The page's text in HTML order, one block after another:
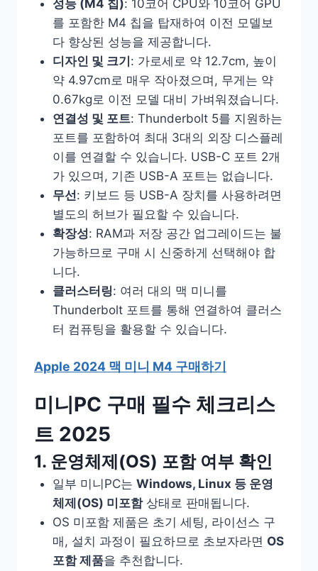
성능 (M4 칩): 10코어 CPU와 10코어 GPU
를 포함한 M4 칩을 탑재하여 이전 모델보
다 향상된 성능을 제공합니다.
디자인 및 크기: 가로세로 약 12.7cm, 높이
약 4.97cm로 매우 작아졌으며, 무게는 약
0.67kg로 이전 모델 대비 가벼워졌습니다.
연결성 및 포트: Thunderbolt 5를 지원하는
포트를 포함하여 최대 3대의 외장 디스플레
이를 연결할 수 있습니다. USB-C 포트 2개
가 있으며, 기존 USB-A 포트는 없습니다.
무선: 키보드 등 USB-A 장치를 사용하려면
별도의 허브가 필요할 수 있습니다.
확장성: RAM과 저장 공간 업그레이드는 불
가능하므로 구매 시 신중하게 선택해야 합
니다.
클러스터링: 여러 대의 맥 미니를
Thunderbolt 포트를 통해 연결하여 클러스
터 컴퓨팅을 활용할 수 있습니다.
Apple 2024 맥 미니 M4 구매하기
미니PC 구매 필수 체크리스
트 2025
1. 운영체제(OS) 포함 여부 확인
일부 미니PC는 Windows, Linux 등 운영
체제(OS) 미포함상태로 판매됩니다.
OS 미포함 제품은 초기 세팅, 라이선스 구
매, 설치 과정이 필요하므로 초보자라면 OS
포함 제품을 추천합니다.